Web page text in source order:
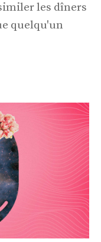
les dîners
quelqu'un